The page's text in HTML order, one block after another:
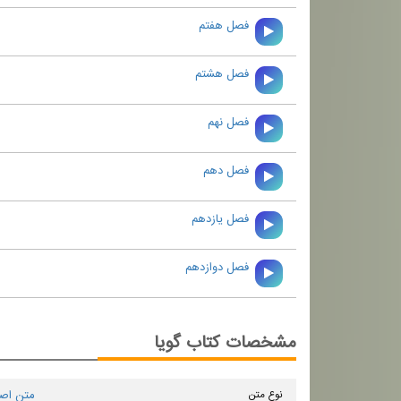
فصل هفتم
فصل هشتم
فصل نهم
فصل دهم
فصل يازدهم
فصل دوازدهم
مشخصات کتاب گویا
نوع متن متن